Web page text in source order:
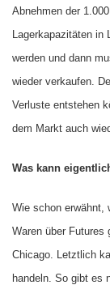
Abnehmen der
Lagerkapazitäten
werden und dann
wieder verkaufen.
Verluste entstehen
dem Markt auch
Was kann
Wie schon erwähnt,
Waren über Futures
Chicago. Letztlich
handeln. So gibt es